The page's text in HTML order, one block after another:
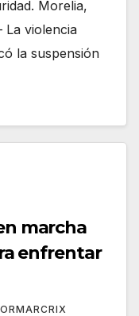
Morelia,
violencia
la suspensión
marcha
enfrentar